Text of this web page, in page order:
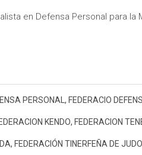
en Defensa Personal para la
PERSONAL , FEDERACIO
KENDO, FEDERACION
, FEDERACIÓN TINERFEÑA DE